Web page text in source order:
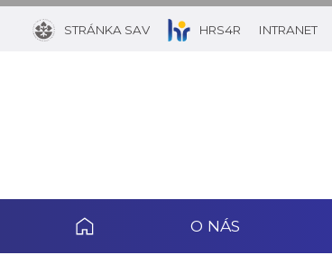
STRÁNKA SAV HRS4R INTRANET
O NÁS